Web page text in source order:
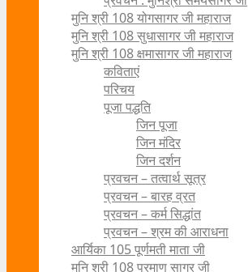
मुनि श्री 108 योगसागर जी महाराज
मुनि श्री 108 सुधासागर जी महाराज
मुनि श्री 108 क्षमासागर जी महाराज
कविताएं
परिचय
पूजा पद्धति
जिन पूजा
जिन मंदिर
जिन दर्शन
प्रवचन – तत्वार्थ सूत्र
प्रवचन – बारह व्रत
प्रवचन – कर्म सिद्धांत
प्रवचन – श्रम की आराधना
आर्यिका 105 पूर्णमती माता जी
मुनि श्री 108 प्रमाण सागर जी